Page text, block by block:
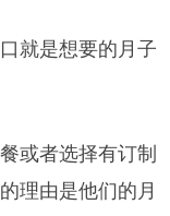
就是想要的月子
或者选择有订制
理由是他们的月